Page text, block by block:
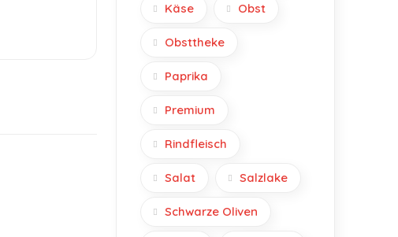
Käse Obst
Obsttheke
Paprika
Premium
Rindfleisch
Salat Salzlake
Schwarze Oliven